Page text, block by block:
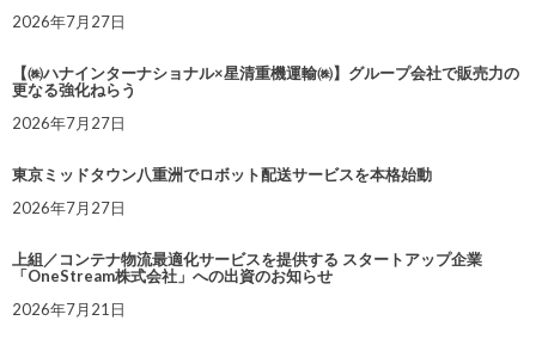
2026年7月27日
【㈱ハナインターナショナル×星清重機運輸㈱】グループ会社で販売力の
更なる強化ねらう
2026年7月27日
東京ミッドタウン八重洲でロボット配送サービスを本格始動
2026年7月27日
上組／コンテナ物流最適化サービスを提供する スタートアップ企業
「OneStream株式会社」への出資のお知らせ
2026年7月21日